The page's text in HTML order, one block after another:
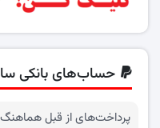
حساب‌های بانکی
پرداخت‌های از قبل